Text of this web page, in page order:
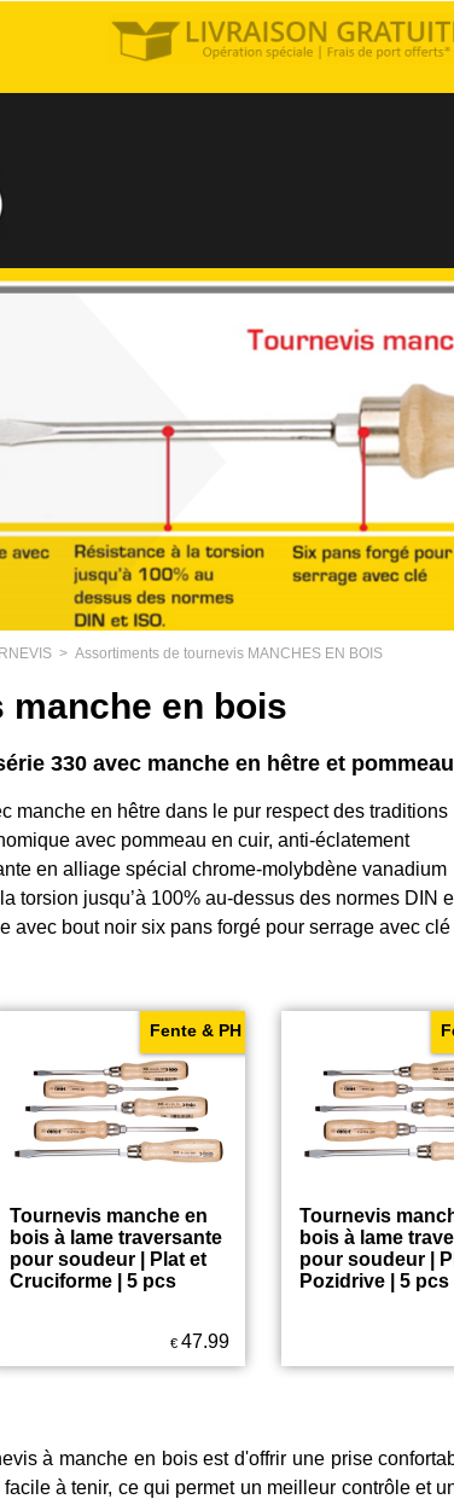
> Assortiments de tournevis MANCHES EN BOIS
manche en bois
330 avec manche en hêtre et
manche en hêtre dans le pur respect des traditions
avec pommeau en cuir, anti-éclatement
en alliage spécial chrome-molybdène vanadium
torsion jusqu’à 100% au-dessus des normes DIN
avec bout noir six pans forgé pour serrage avec clé
Fente & PH
Tournevis manche en
bois à lame traversante
pour soudeur | Plat et
Cruciforme | 5 pcs
€ 47.99
Tournevis
bois à lame
pour soudeur |
Pozidrive | 5 pcs
à manche en bois est d'offrir une prise
à tenir, ce qui permet un meilleur contrôle et